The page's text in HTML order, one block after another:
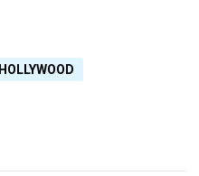
HOLLYWOOD